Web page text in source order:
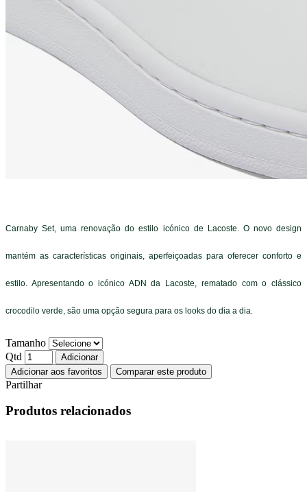
Carnaby Set, uma renovação do estilo icónico de Lacoste. O novo design
mantém as características originais, aperfeiçoadas para oferecer conforto e
estilo. Apresentando o icónico ADN da Lacoste, rematado com o clássico
crocodilo verde, são uma opção segura para os looks do dia a dia.
Tamanho
Qtd
Adicionar
Adicionar aos favoritos
Comparar este produto
Partilhar
Produtos relacionados